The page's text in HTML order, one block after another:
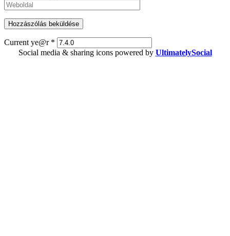
Current ye@r *
Social media & sharing icons powered by UltimatelySocial